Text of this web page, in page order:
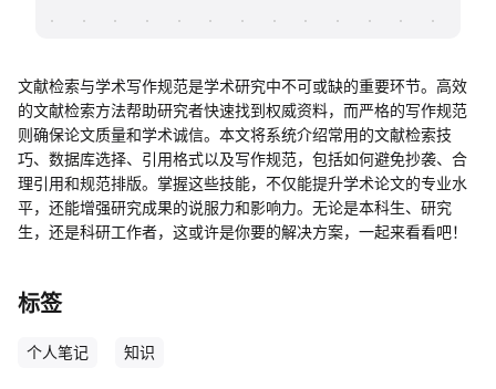
文献检索与学术写作规范是学术研究中不可或缺的重要环节。高效
的文献检索方法帮助研究者快速找到权威资料，而严格的写作规范
则确保论文质量和学术诚信。本文将系统介绍常用的文献检索技
巧、数据库选择、引用格式以及写作规范，包括如何避免抄袭、合
理引用和规范排版。掌握这些技能，不仅能提升学术论文的专业水
平，还能增强研究成果的说服力和影响力。无论是本科生、研究
生，还是科研工作者，这或许是你要的解决方案，一起来看看吧！
标签
个人笔记 知识